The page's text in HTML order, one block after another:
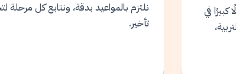
في
نلتزم بالمواعيد بدقة، ونتابع كل مرحلة
تأخير.